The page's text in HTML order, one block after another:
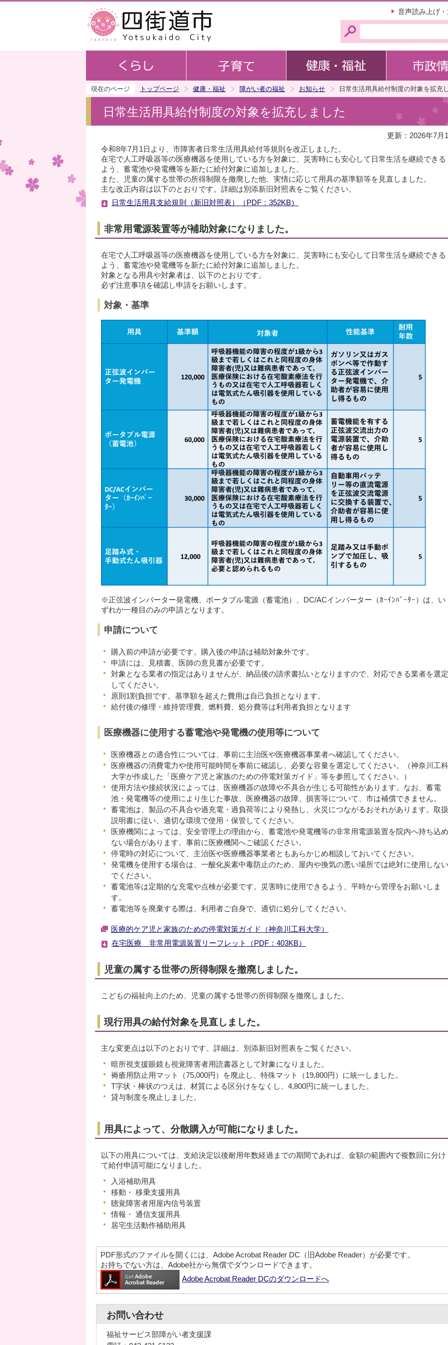
音声読み上げ
現在のページ トップページ 健康・福祉 障がい者の福祉 お知らせ 日常生活用具給付制度の対象を拡充
日常生活用具給付制度の対象を拡充しました
更新：2026年7月
令和8年7月1日より、市障害者日常生活用具給付等規則を改正しました。
在宅で人工呼吸器等の医療機器を使用している方を対象に、災害時にも安心して日常生活を継続できる
よう、蓄電池や発電機等を新たに給付対象に追加しました。
また、児童の属する世帯の所得制限を撤廃した他、実情に応じて用具の基準額等を見直しました。
主な改正内容は以下のとおりです。詳細は別添新旧対照表をご覧ください。
日常生活用具支給規則（新旧対照表）（PDF：352KB）
非常用電源装置等が補助対象になりました。
在宅で人工呼吸器等の医療機器を使用している方を対象に、災害時にも安心して日常生活を継続できる
よう、蓄電池や発電機等を新たに給付対象に追加しました。
対象となる用具や対象者は、以下のとおりです。
必ず注意事項を確認し申請をお願いします。
対象・基準
※正弦波インバーター発電機、ポータブル電源（蓄電池）、DC/ACインバーター（ｶｰｲﾝﾊﾞｰﾀｰ）は、い
ずれか一種目のみの申請となります。
申請について
購入前の申請が必要です。購入後の申請は補助対象外です。
申請には、見積書、医師の意見書が必要です。
対象となる業者の指定はありませんが、納品後の請求書払いとなりますので、対応できる業者を選定
してください。
原則1割負担です。基準額を超えた費用は自己負担となります。
給付後の修理・維持管理費、燃料費、処分費等は利用者負担となります
医療機器に使用する蓄電池や発電機の使用等について
医療機器との適合性については、事前に主治医や医療機器事業者へ確認してください。
医療機器の消費電力や使用可能時間を事前に確認し、必要な容量を選定してください。（神奈川工科
大学が作成した「医療ケア児と家族のための停電対策ガイド」等を参照してください。）
使用方法や接続状況によっては、医療機器の故障や不具合が生じる可能性があります。なお、蓄電
池・発電機等の使用により生じた事故、医療機器の故障、損害等について、市は補償できません。
蓄電池は、製品の不具合や過充電・過負荷等により発熱し、火災につながるおそれがあります。取扱
説明書に従い、適切な環境で使用・保管してください。
医療機関によっては、安全管理上の理由から、蓄電池や発電機等の非常用電源装置を院内へ持ち込め
ない場合があります。事前に医療機関へご確認ください。
停電時の対応について、主治医や医療機器事業者ともあらかじめ相談しておいてください。
発電機を使用する場合は、一酸化炭素中毒防止のため、屋内や換気の悪い場所では絶対に使用しない
でください。
蓄電池等は定期的な充電や点検が必要です。災害時に使用できるよう、平時から管理をお願いしま
す。
蓄電池等を廃棄する際は、利用者ご自身で、適切に処分してください。
医療的ケア児と家族のための停電対策ガイド（神奈川工科大学）
在宅医療 非常用電源装置リーフレット（PDF：403KB）
児童の属する世帯の所得制限を撤廃しました。
こどもの福祉向上のため、児童の属する世帯の所得制限を撤廃しました。
現行用具の給付対象を見直しました。
主な変更点は以下のとおりです。詳細は、別添新旧対照表をご覧ください。
暗所視支援眼鏡も視覚障害者用読書器として対象になりました。
褥瘡用防止用マット（75,000円）を廃止し、特殊マット（19,800円）に統一しました。
T字状・棒状のつえは、材質による区分けをなくし、4,800円に統一しました。
貸与制度を廃止しました。
用具によって、分散購入が可能になりました。
以下の用具については、支給決定以後耐用年数経過までの期間であれば、金額の範囲内で複数回に分け
て給付申請可能になりました。
入浴補助用具
移動・ 移乗支援用具
聴覚障害者用屋内信号装置
情報・ 通信支援用具
居宅生活動作補助用具
PDF形式のファイルを開くには、Adobe Acrobat Reader DC（旧Adobe Reader）が必要です。
お持ちでない方は、Adobe社から無償でダウンロードできます。
Adobe Acrobat Reader DCのダウンロードへ
お問い合わせ
福祉サービス部障がい者支援課